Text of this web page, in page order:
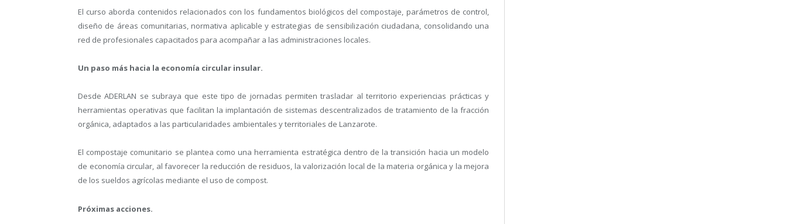
El curso aborda contenidos relacionados con los fundamentos biológicos del compostaje, parámetros de control,
diseño de áreas comunitarias, normativa aplicable y estrategias de sensibilización ciudadana, consolidando una
red de profesionales capacitados para acompañar a las administraciones locales.
Un paso más hacia la economía circular insular.
Desde ADERLAN se subraya que este tipo de jornadas permiten trasladar al territorio experiencias prácticas y
herramientas operativas que facilitan la implantación de sistemas descentralizados de tratamiento de la fracción
orgánica, adaptados a las particularidades ambientales y territoriales de Lanzarote.
El compostaje comunitario se plantea como una herramienta estratégica dentro de la transición hacia un modelo
de economía circular, al favorecer la reducción de residuos, la valorización local de la materia orgánica y la mejora
de los sueldos agrícolas mediante el uso de compost.
Próximas acciones.